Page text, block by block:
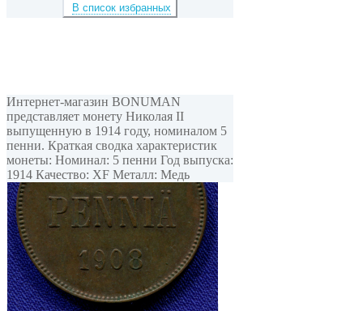
В список избранных
Интернет-магазин BONUMAN
представляет монету Николая II
выпущенную в 1914 году, номиналом 5
пенни. Краткая сводка характеристик
монеты: Номинал: 5 пенни Год выпуска:
1914 Качество: XF Металл: Медь